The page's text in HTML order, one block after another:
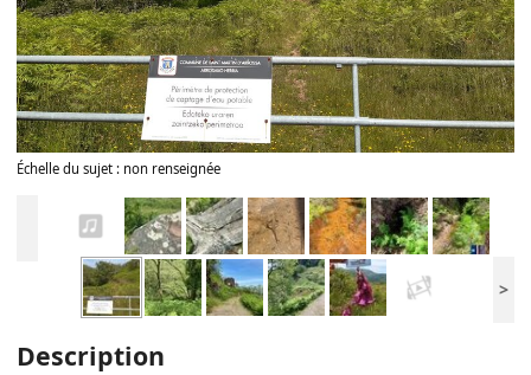
Échelle du sujet : non renseignée
>
Description